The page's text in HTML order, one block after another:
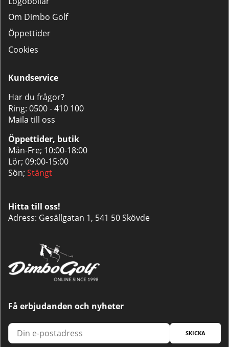
Om Dimbo Golf
Öppettider
Cookies
Kundservice
Har du frågor?
Ring: 0500 - 410 100
Maila till oss
Öppettider, butik
Mån-Fre; 10:00-18:00
Lör; 09:00-15:00
Sön; Stängt
Hitta till oss!
Adress: Gesällgatan 1, 541 50 Skövde
Få erbjudanden och nyheter
SKICKA